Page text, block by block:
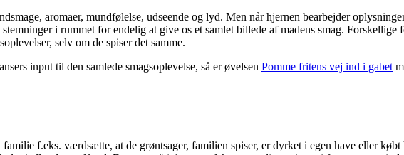
aromaer, mundfølelse, udseende og lyd. Men når hjernen bearbejder
i rummet for endelig at give os et samlet billede af madens smag.
selv om de spiser det samme.
input til den samlede smagsoplevelse, så er øvelsen Pomme fritens vej ind i gabet
familie f.eks. værdsætte, at de grøntsager, familien spiser, er dyrket i egen have eller